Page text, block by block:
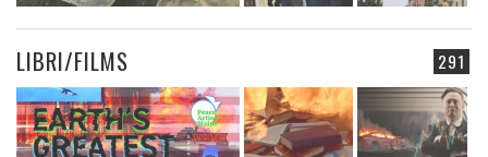
291
LIBRI/FILMS